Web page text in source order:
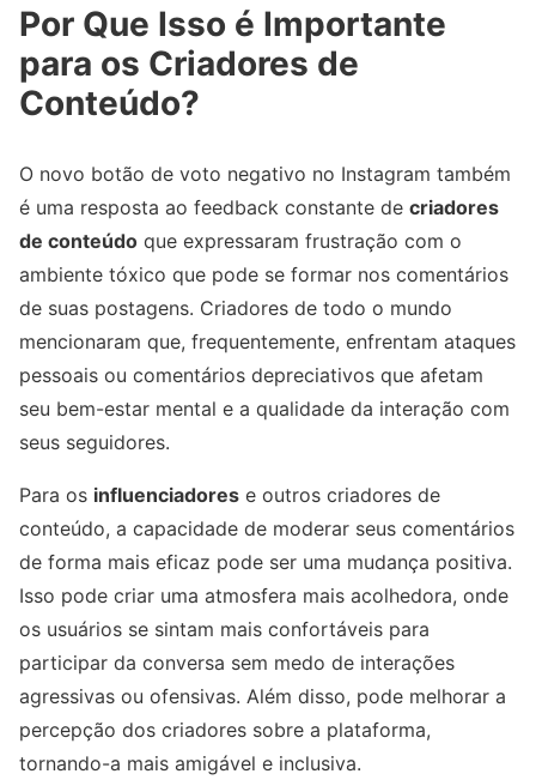
Por Que Isso é Importante
para os Criadores de
Conteúdo?
O novo botão de voto negativo no Instagram também
é uma resposta ao feedback constante de criadores
de conteúdo que expressaram frustração com o
ambiente tóxico que pode se formar nos comentários
de suas postagens. Criadores de todo o mundo
mencionaram que, frequentemente, enfrentam ataques
pessoais ou comentários depreciativos que afetam
seu bem-estar mental e a qualidade da interação com
seus seguidores.
Para os influenciadores e outros criadores de
conteúdo, a capacidade de moderar seus comentários
de forma mais eficaz pode ser uma mudança positiva.
Isso pode criar uma atmosfera mais acolhedora, onde
os usuários se sintam mais confortáveis para
participar da conversa sem medo de interações
agressivas ou ofensivas. Além disso, pode melhorar a
percepção dos criadores sobre a plataforma,
tornando-a mais amigável e inclusiva.